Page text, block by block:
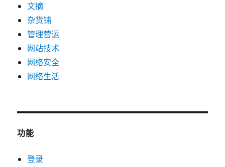
文摘
杂货铺
管理营运
网站技术
网络安全
网络生活
功能
登录